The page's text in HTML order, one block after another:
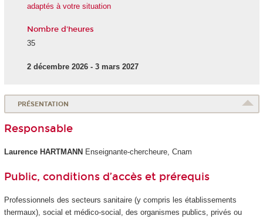
adaptés à votre situation
Nombre d'heures
35
2 décembre 2026 - 3 mars 2027
PRÉSENTATION
Responsable
Laurence HARTMANN Enseignante-chercheure, Cnam
Public, conditions d’accès et prérequis
Professionnels des secteurs sanitaire (y compris les établissements
thermaux), social et médico-social, des organismes publics, privés ou